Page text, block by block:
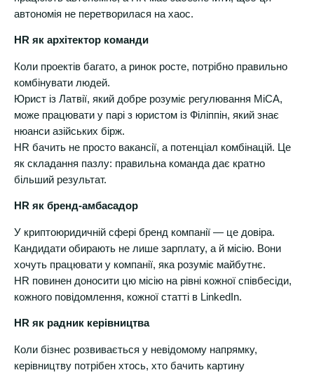
автономія не перетворилася на хаос.
HR як архітектор команди
Коли проектів багато, а ринок росте, потрібно правильно
комбінувати людей.
Юрист із Латвії, який добре розуміє регулювання MiCA,
може працювати у парі з юристом із Філіппін, який знає
нюанси азійських бірж.
HR бачить не просто вакансії, а потенціал комбінацій. Це
як складання пазлу: правильна команда дає кратно
більший результат.
HR як бренд-амбасадор
У криптоюридичній сфері бренд компанії — це довіра.
Кандидати обирають не лише зарплату, а й місію. Вони
хочуть працювати у компанії, яка розуміє майбутнє.
HR повинен доносити цю місію на рівні кожної співбесіди,
кожного повідомлення, кожної статті в LinkedIn.
HR як радник керівництва
Коли бізнес розвивається у невідомому напрямку,
керівництву потрібен хтось, хто бачить картину